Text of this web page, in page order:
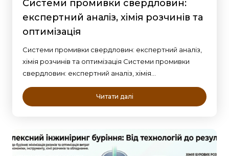
Системи промивки свердловин:
експертний аналіз, хімія розчинів та
оптимізація
Системи промивки свердловин: експертний аналіз,
хімія розчинів та оптимізація Системи промивки
свердловин: експертний аналіз, хімія…
Читати далі